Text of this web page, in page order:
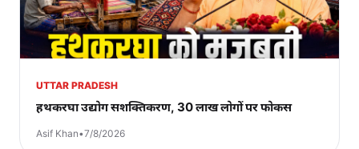
UTTAR PRADESH
हथकरघा उद्योग सशक्तिकरण, 30 लाख लोगों पर फोकस
Asif Khan•7/8/2026